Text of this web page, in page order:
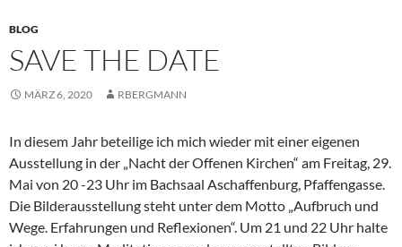
BLOG
SAVE THE DATE
MÄRZ 6, 2020 RBERGMANN
In diesem Jahr beteilige ich mich wieder mit einer eigenen
Ausstellung in der „Nacht der Offenen Kirchen“ am Freitag, 29.
Mai von 20 -23 Uhr im Bachsaal Aschaffenburg, Pfaffengasse.
Die Bilderausstellung steht unter dem Motto „Aufbruch und
Wege. Erfahrungen und Reflexionen“. Um 21 und 22 Uhr halte